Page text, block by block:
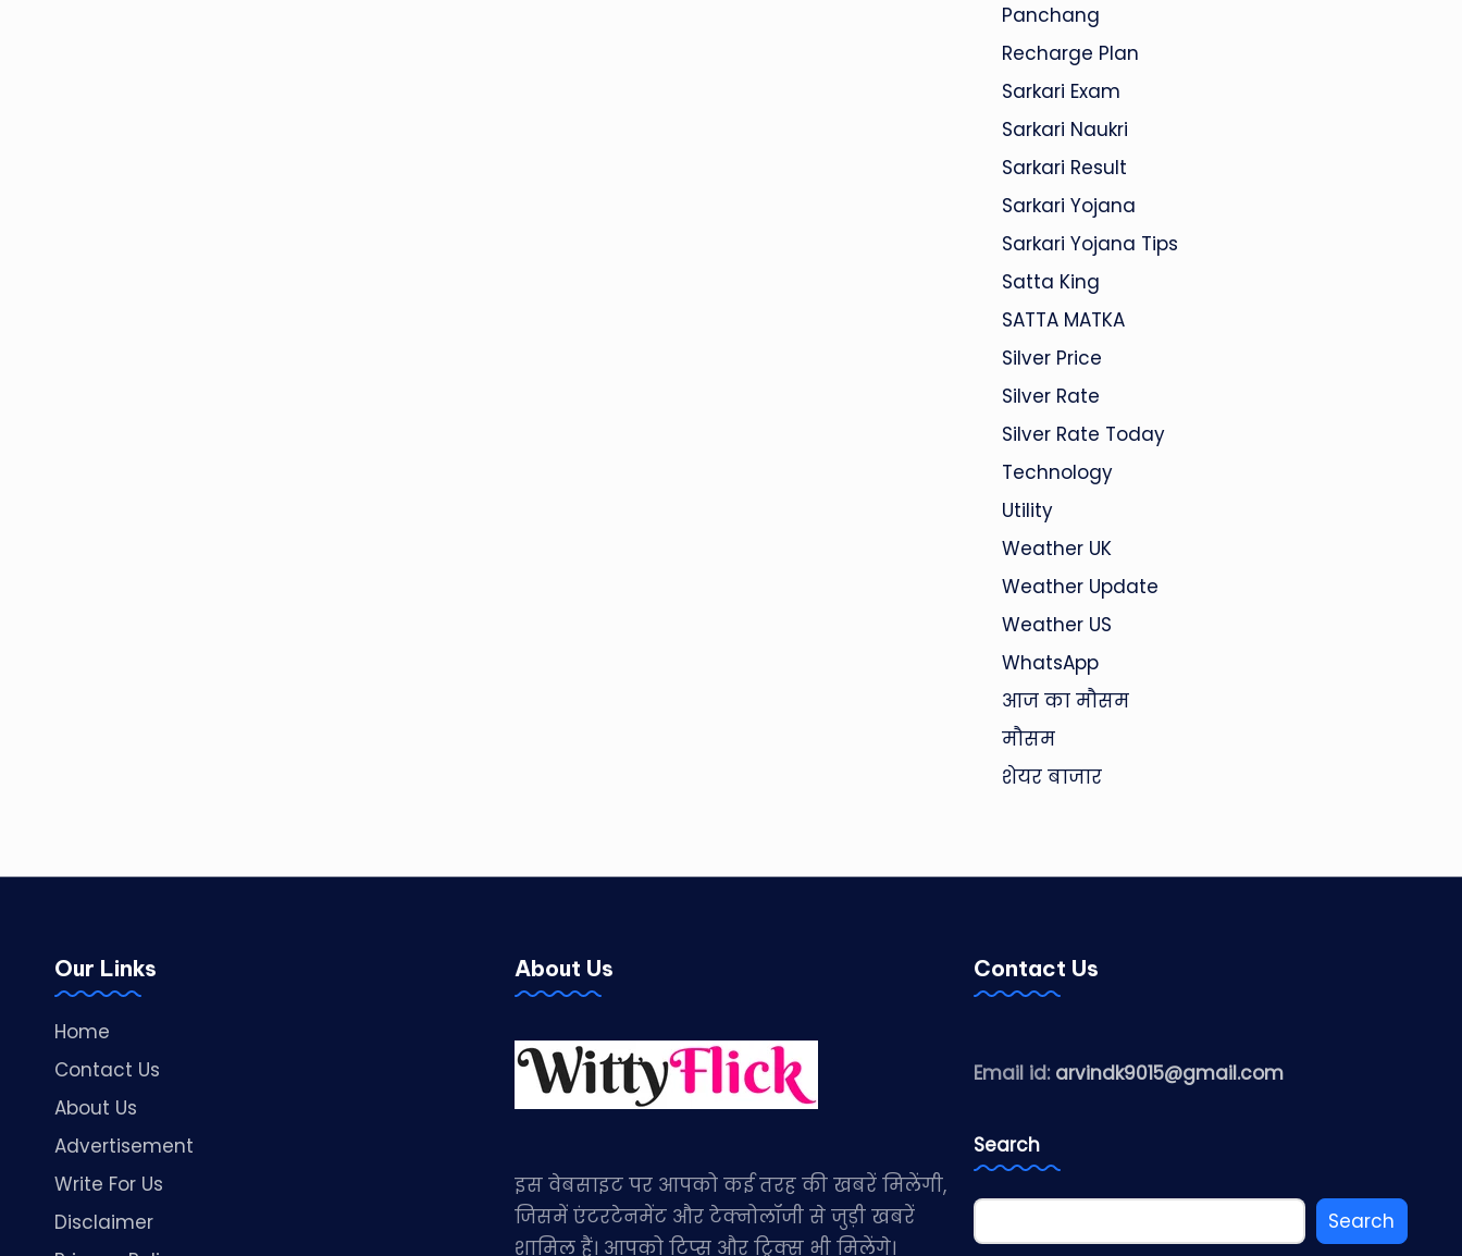
Panchang
Recharge Plan
Sarkari Exam
Sarkari Naukri
Sarkari Result
Sarkari Yojana
Sarkari Yojana Tips
Satta King
SATTA MATKA
Silver Price
Silver Rate
Silver Rate Today
Technology
Utility
Weather UK
Weather Update
Weather US
WhatsApp
आज का मौसम
मौसम
शेयर बाजार
Our Links
Home
Contact Us
About Us
Advertisement
Write For Us
Disclaimer
About Us
इस वेबसाइट पर आपको कई तरह की खबरें मिलेंगी,
जिसमें एंटरटेनमेंट और टेक्नोलॉजी से जुड़ी खबरें
शामिल हैं। आपको टिप्स और ट्रिक्स भी मिलेंगे।
Contact Us
Email id: arvindk9015@gmail.com
Search
Search